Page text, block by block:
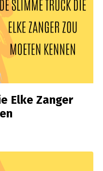
Elke Zanger